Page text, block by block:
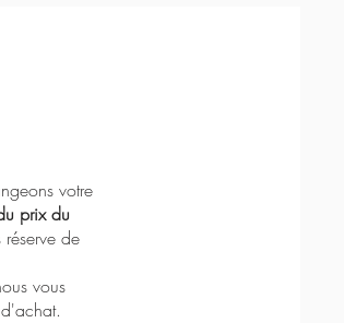
L'age d'or
- Stella
- Nina
votre
prix du
de
vous